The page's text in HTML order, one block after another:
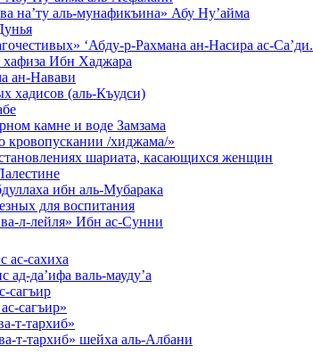
на’ту аль-мунафикъина» Абу Ну’айма
‘Абду-р-Рахмана ан-Насира ас-Са’ди.
Ибн Хаджара
ан-Навави
хадисов (аль-Къудси)
камне и воде Замзама
кровопускании /хиджама/»
шариата, касающихся женщин
ибн аль-Мубарака
для воспитания
л-лейля» Ибн ас-Сунни
ас-сахиха
ад-да’ифа валь-мауду’а
сагъир
сагъир»
т-тархиб»
т-тархиб» шейха аль-Албани